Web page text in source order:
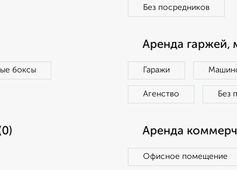
Без посредников
боксы
Аренда гаржей,
Гаражи
Агенство Без
Аренда
Офисное помещение